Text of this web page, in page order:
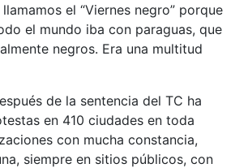
el “Viernes negro” porque
el mundo iba con paraguas, que
negros. Era una multitud
de la sentencia del TC ha
en 410 ciudades en toda
con mucha constancia,
siempre en sitios públicos, con